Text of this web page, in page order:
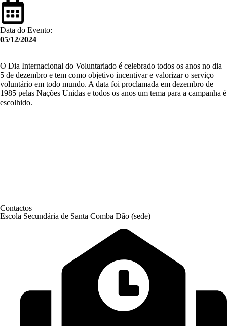
Data do Evento:
05/12/2024
O Dia Internacional do Voluntariado é celebrado todos os anos no dia
5 de dezembro e tem como objetivo incentivar e valorizar o serviço
voluntário em todo mundo. A data foi proclamada em dezembro de
1985 pelas Nações Unidas e todos os anos um tema para a campanha é
escolhido.
Contactos
Escola Secundária de Santa Comba Dão (sede)